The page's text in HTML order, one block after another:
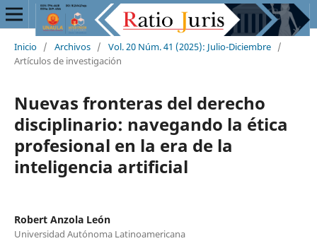
Inicio / Archivos / Vol. 20 Núm. 41 (2025): Julio-Diciembre /
Artículos de investigación
Nuevas fronteras del derecho
disciplinario: navegando la ética
profesional en la era de la
inteligencia artificial
Robert Anzola León
Universidad Autónoma Latinoamericana